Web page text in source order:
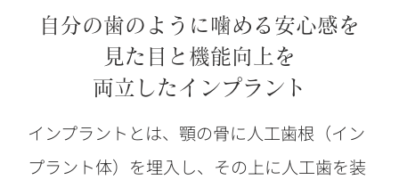
自分の歯のように噛める安心感を
見た目と機能向上を
両立したインプラント
インプラントとは、顎の骨に人工歯根（イン
プラント体）を埋入し、その上に人工歯を装